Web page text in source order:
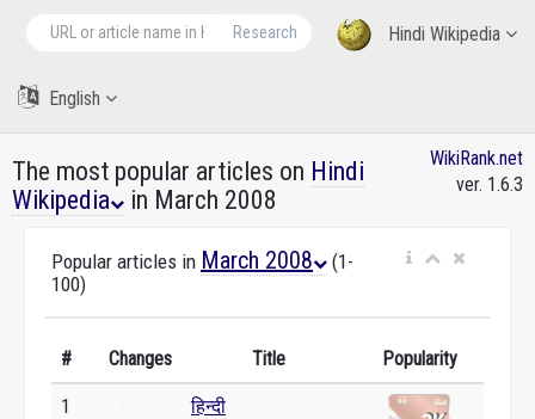
Hindi Wikipedia
Research
English
The most popular articles on Hindi
Wikipedia
in March 2008
WikiRank.net
ver. 1.6.3
Popular articles in March 2008
(1-
100)
# Changes Title Popularity
1 हिन्दी